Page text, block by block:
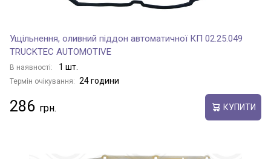
Ущільнення, оливний піддон автоматичної КП 02.25.049
TRUCKTEC AUTOMOTIVE
В наявності: 1 шт.
Термін очікування: 24 години
286 КУПИТИ